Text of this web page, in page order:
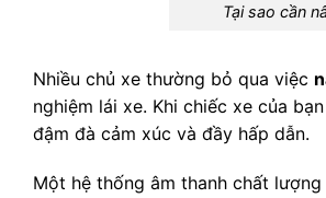
Tại sao cần
Nhiều chủ xe thường bỏ qua việc
nghiệm lái xe. Khi chiếc xe của
đậm đà cảm xúc và đầy hấp dẫn.
Một hệ thống âm thanh chất